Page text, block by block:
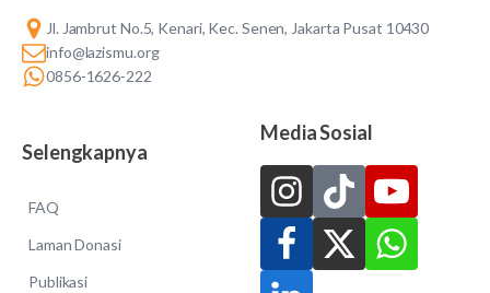
Jl. Jambrut No.5, Kenari, Kec. Senen, Jakarta Pusat 10430
info@lazismu.org
0856-1626-222
Selengkapnya
FAQ
Laman Donasi
Publikasi
Media Sosial